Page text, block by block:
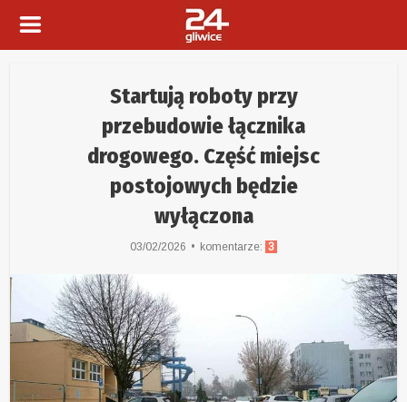
Startują roboty przy
przebudowie łącznika
drogowego. Część miejsc
postojowych będzie
wyłączona
03/02/2026 komentarze: 3